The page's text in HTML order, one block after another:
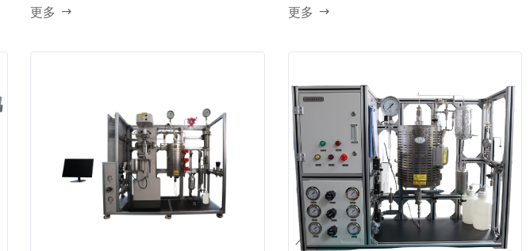
更多 更多